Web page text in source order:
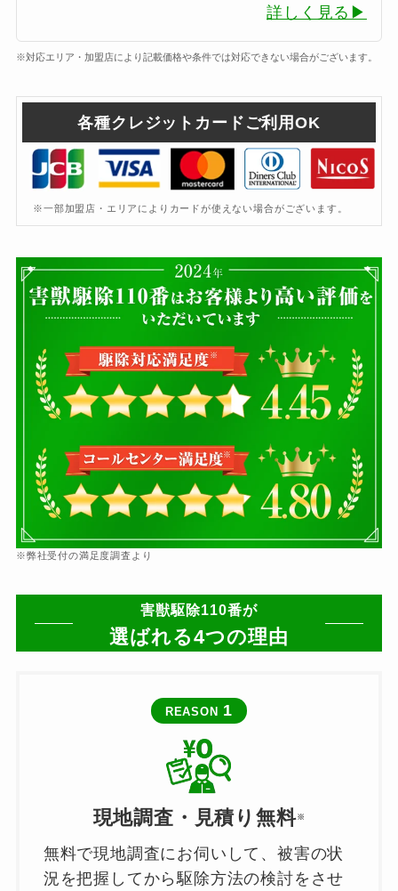
詳しく見る▶
※対応エリア・加盟店により記載価格や条件では対応できない場合がございます。
各種クレジットカードご利用OK
※一部加盟店・エリアによりカードが使えない場合がございます。
※弊社受付の満足度調査より
害獣駆除110番が
選ばれる4つの理由
REASON 1
現地調査・見積り無料※
無料で現地調査にお伺いして、被害の状
況を把握してから駆除方法の検討をさせ